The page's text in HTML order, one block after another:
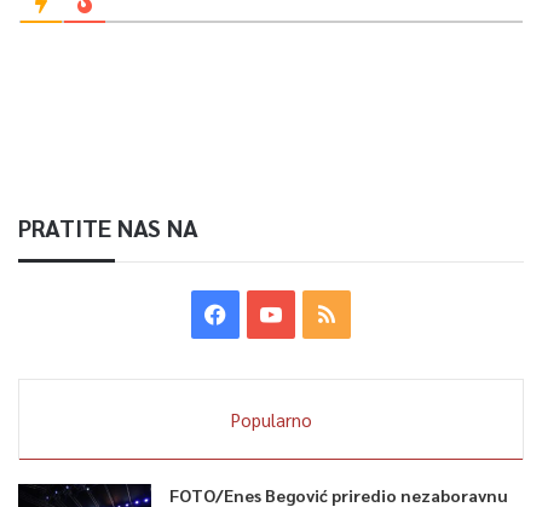
PRATITE NAS NA
Popularno
FOTO/Enes Begović priredio nezaboravnu